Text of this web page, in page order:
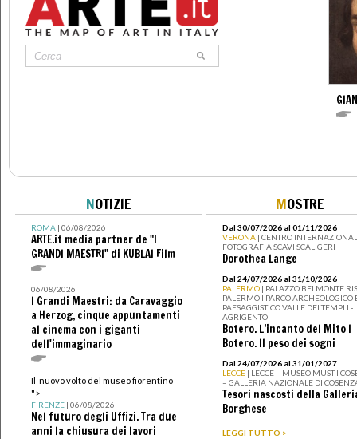
NOTIZIE
ROMA| 06/08/2026
ARTE.it media partner de "I
GRANDI MAESTRI" di KUBLAI Film
06/08/2026
I Grandi Maestri: da Caravaggio
a Herzog, cinque appuntamenti
al cinema con i giganti
dell'immaginario
Il nuovo volto del museo fiorentino
">
FIRENZE| 06/08/2026
Nel futuro degli Uffizi. Tra due
anni la chiusura dei lavori
MOSTRE
Dal 30/07/2026 al 01/11/2026
VERONA | CENTRO
FOTOGRAFIA SCAVI SCALIGERI
Dorothea Lange
Dal 24/07/2026 al 31/10/2026
PALERMO | PALAZZO BELMONTE
PALERMO I PARCO ARCHEOLOGICO
PAESAGGISTICO VALLE DEI TEMPLI -
AGRIGENTO
Botero. L’incanto del Mito I
Botero. Il peso dei sogni
Dal 24/07/2026 al 31/01/2027
LECCE | LECCE – MUSEO MUST I
– GALLERIA NAZIONALE DI
Tesori nascosti della
Borghese
LEGGI TUTTO >